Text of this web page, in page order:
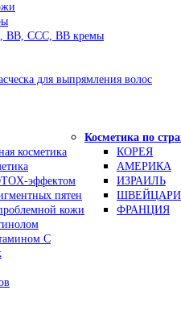
ВВ, ССС, ВВ кремы
для выпрямления волос
косметика
эффектом
пятен
кожи
С
Косметика по
КОРЕЯ
АМЕРИКА
ИЗРАИЛЬ
ФРАНЦИЯ